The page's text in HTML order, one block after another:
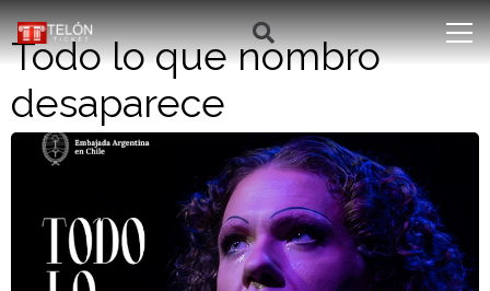
Todo lo que nombro
desaparece